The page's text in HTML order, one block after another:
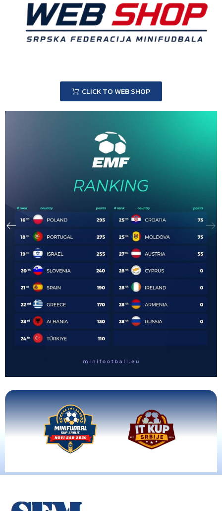
CLICK TO WEB SHOP